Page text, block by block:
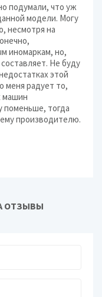
подумали, что уж
модели. Могу
несмотря на
иномаркам, но,
Не буду
этой
меня радует то,
машин
поменьше, тогда
производителю.
ОТЗЫВЫ